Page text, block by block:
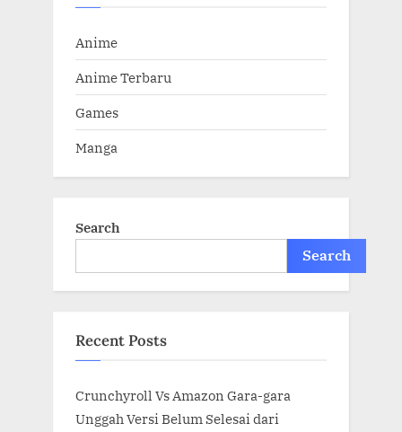
Anime
Anime Terbaru
Games
Manga
Search
Search
Recent Posts
Crunchyroll Vs Amazon Gara-gara
Unggah Versi Belum Selesai dari